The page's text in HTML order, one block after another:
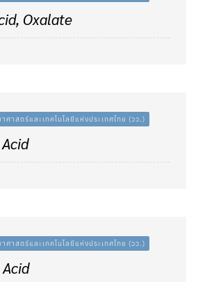
Oxalate
ศาสตร์และเทคโนโลยีแห่งประเทศไทย (วว.)
ศาสตร์และเทคโนโลยีแห่งประเทศไทย (วว.)